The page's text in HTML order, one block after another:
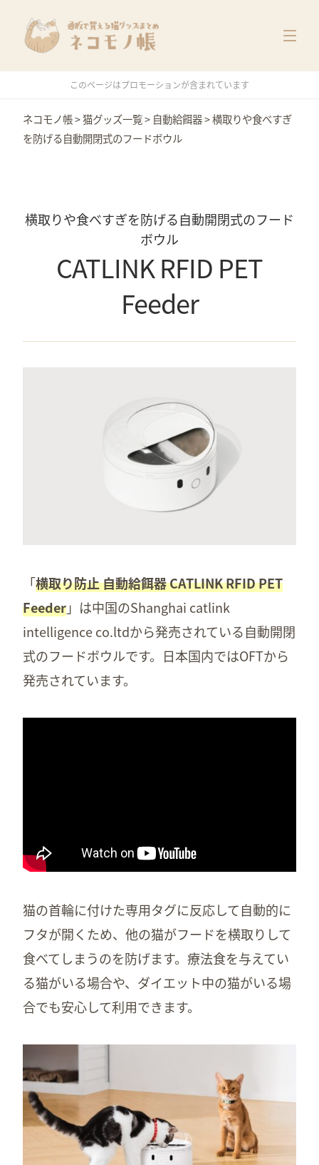
猫グッズ一覧
メーカー別
価格別
このページはプロモーションが含まれています
ネコモノ帳>猫グッズ一覧> 自動給餌器>横取りや食べすぎ
を防げる自動開閉式のフードボウル
横取りや食べすぎを防げる自動開閉式のフード
ボウル
CATLINK RFID PET
Feeder
「横取り防止 自動給餌器 CATLINK RFID PET
Feeder」は中国のShanghai catlink
intelligence co.ltdから発売されている自動開閉
式のフードボウルです。日本国内ではOFTから
発売されています。
猫の首輪に付けた専用タグに反応して自動的に
フタが開くため、他の猫がフードを横取りして
食べてしまうのを防げます。療法食を与えてい
る猫がいる場合や、ダイエット中の猫がいる場
合でも安心して利用できます。